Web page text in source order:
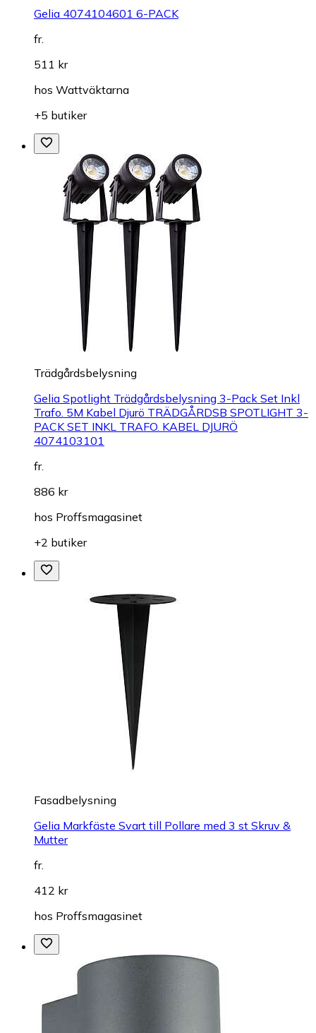
Gelia 4074104601 6-PACK
fr.
511 kr
hos Wattväktarna
+5 butiker
Trädgårdsbelysning
Gelia Spotlight Trädgårdsbelysning 3-Pack Set Inkl
Trafo. 5M Kabel Djurö TRÄDGÅRDSB SPOTLIGHT 3-
PACK SET INKL TRAFO. KABEL DJURÖ
4074103101
fr.
886 kr
hos Proffsmagasinet
+2 butiker
Fasadbelysning
Gelia Markfäste Svart till Pollare med 3 st Skruv &
Mutter
fr.
412 kr
hos Proffsmagasinet